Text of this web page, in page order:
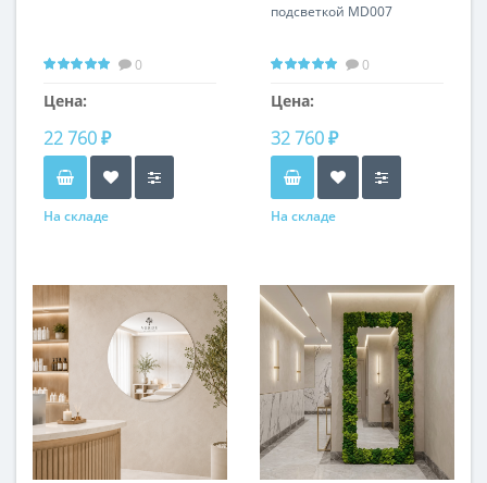
0
Цена:
22 760 ₽
На складе
подсветкой MD007
0
Цена:
32 760 ₽
На складе